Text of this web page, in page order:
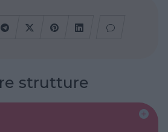
strutture